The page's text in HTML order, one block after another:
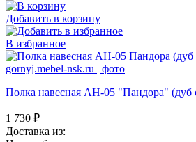
Добавить в корзину
В избранное
Полка навесная АН-05 "Пандора" (дуб
1 730 ₽
Доставка из: